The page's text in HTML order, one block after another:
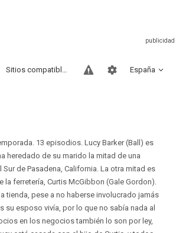
España
Sitios compatibles
13 episodios. Lucy Barker (Ball) es
heredado de su marido la mitad de una
Sur de Pasadena, California. La otra mitad es
ferretería, Curtis McGibbon (Gale Gordon).
tienda, pese a no haberse involucrado jamás
su esposo vivía, por lo que no sabía nada al
en los negocios también lo son por ley,